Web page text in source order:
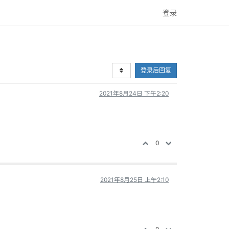
登录
登录后回复
2021年8月24日 下午2:20
0
2021年8月25日 上午2:10